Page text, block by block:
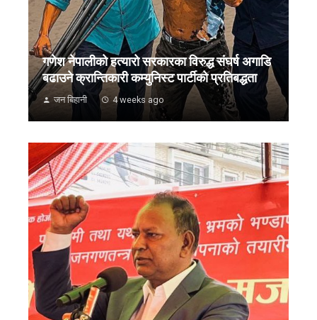
गणेश नेपालीको हत्यारो सरकारका विरुद्ध संघर्ष अगाडि
बढाउने क्रान्तिकारी कम्युनिस्ट पार्टीको प्रतिबद्धता
जन बिहानी 4 weeks ago